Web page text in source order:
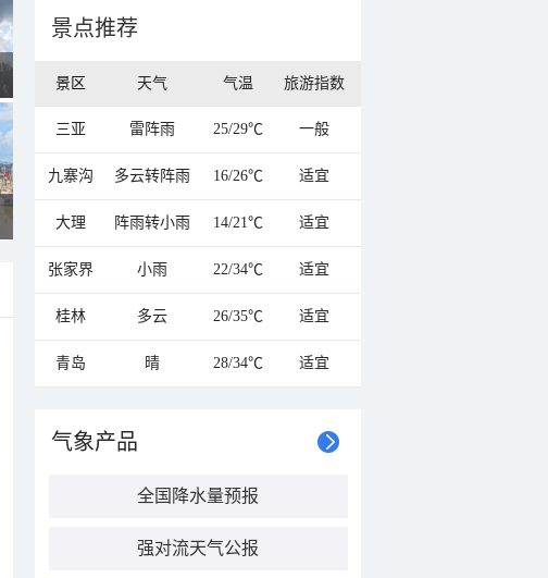
景点推荐
景区 天气 气温 旅游指数
三亚 雷阵雨 25/29℃ 一般
九寨沟 多云转阵雨 16/26℃ 适宜
大理 阵雨转小雨 14/21℃ 适宜
张家界 小雨 22/34℃ 适宜
桂林 多云 26/35℃ 适宜
青岛 晴 28/34℃ 适宜
气象产品
全国降水量预报
强对流天气公报